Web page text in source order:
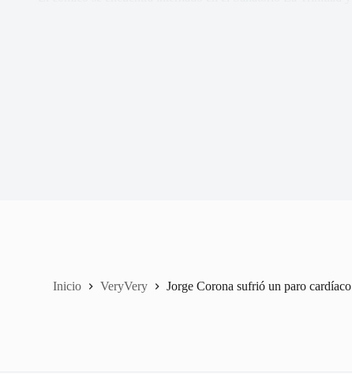
Inicio VeryVery Jorge Corona sufrió un paro cardíaco